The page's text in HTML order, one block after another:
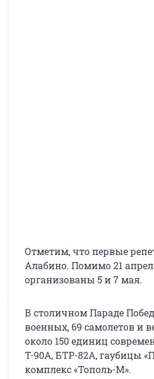
Отметим, что первые
Алабино. Помимо 21
организованы 5 и 7 мая.
В столичном Параде
военных, 69 самолетов и
около 150 единиц
Т-90А, БТР-82А, гаубицы
комплекс «Тополь-М».